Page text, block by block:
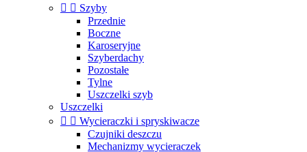
  Szyby
Przednie
Boczne
Karoseryjne
Szyberdachy
Pozostałe
Tylne
Uszczelki szyb
Uszczelki
  Wycieraczki i spryskiwacze
Czujniki deszczu
Mechanizmy wycieraczek